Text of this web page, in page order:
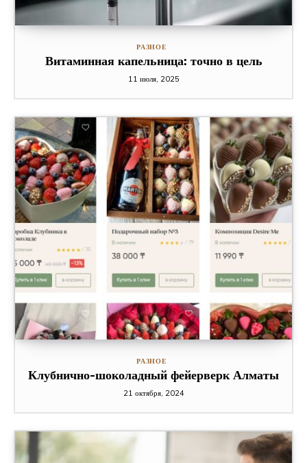
РАЗНОЕ
Витаминная капельница: точно в цель
11 июля, 2025
РАЗНОЕ
Клубнично-шоколадный фейерверк Алматы
21 октября, 2024